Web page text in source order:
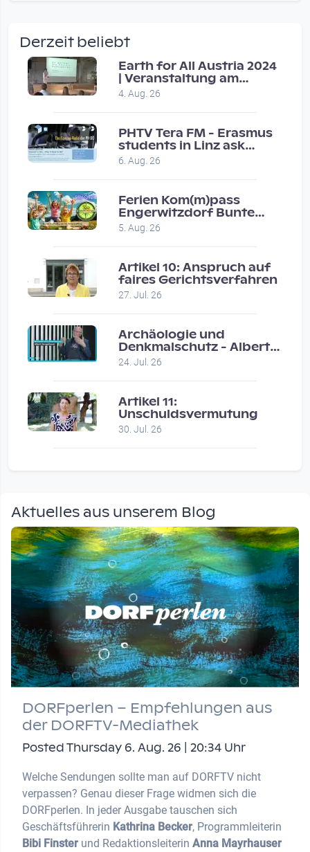
Vor 2 weeks 2 days
Coole Sendung, tolle…
Vor 1 month 1 week
Eure Show war super :-)…
Vor 1 month 2 weeks
Derzeit beliebt
Earth for All Austria 2024
| Veranstaltung am
8.7.2024
4. Aug. 26
PHTV Tera FM - Erasmus
students in Linz ask
people on road for
recommendations
6. Aug. 26
Ferien Kom(m)pass
Engerwitzdorf Bunte
Hundestunde
5. Aug. 26
Artikel 10: Anspruch auf
faires Gerichtsverfahren
27. Jul. 26
Archäologie und
Denkmalschutz - Albert
Neugebauer / Studio
24. Jul. 26
Artikel 11:
Unschuldsvermutung
30. Jul. 26
Aktuelles aus unserem Blog
DORFperlen – Empfehlungen aus
der DORFTV-Mediathek
Posted Thursday 6. Aug. 26 | 20:34 Uhr
Welche Sendungen sollte man auf DORFTV nicht
verpassen? Genau dieser Frage widmen sich die
DORFperlen. In jeder Ausgabe tauschen sich
Geschäftsführerin Kathrina Becker, Programmleiterin
Bibi Finster und Redaktionsleiterin Anna Mayrhauser